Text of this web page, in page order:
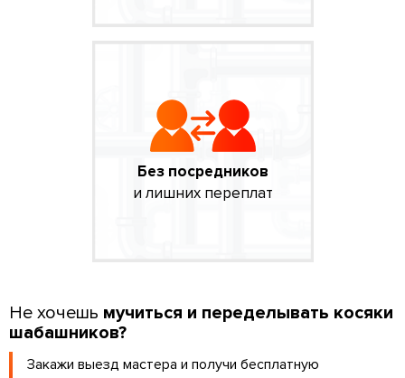
Без посредников
и лишних переплат
Не хочешь мучиться и переделывать косяки
шабашников?
Закажи выезд мастера и получи бесплатную